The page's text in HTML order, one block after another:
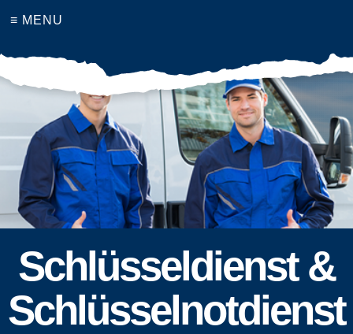
≡ MENU
Schlüsseldienst &
Schlüsselnotdienst